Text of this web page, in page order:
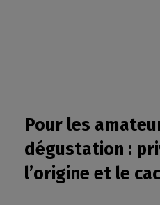
Pour les
dégustation :
l’origine et le